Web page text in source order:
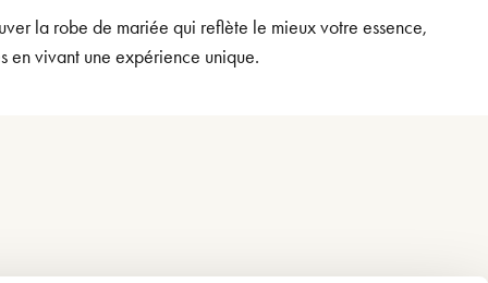
la robe de mariée qui reflète le mieux votre essence,
en vivant une expérience unique.